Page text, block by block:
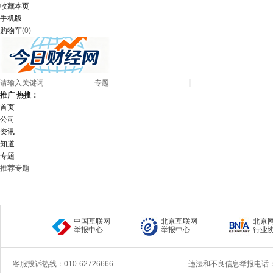
收藏本页
手机版
购物车(0)
推广 热搜：
首页
公司
资讯
知道
专题
推荐专题
中国互联网
举报中心
北京互联网
举报中心
北京
行业
客服投诉热线：010-62726666 违法和不良信息举报电话